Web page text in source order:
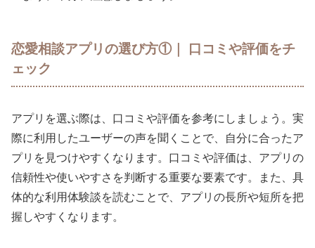
恋愛相談アプリの選び方①｜ 口コミや評価をチ
ェック
アプリを選ぶ際は、口コミや評価を参考にしましょう。実
際に利用したユーザーの声を聞くことで、自分に合ったア
プリを見つけやすくなります。口コミや評価は、アプリの
信頼性や使いやすさを判断する重要な要素です。また、具
体的な利用体験談を読むことで、アプリの長所や短所を把
握しやすくなります。